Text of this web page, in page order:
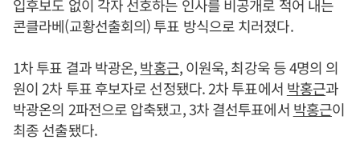
입후보도 없이 각자 선호하는 인사를 비공개로 적어 내는
콘클라베(교황선출회의) 투표 방식으로 치러졌다.
1차 투표 결과 박광온,박홍근, 이원욱, 최강욱 등 4명의 의
원이 2차 투표 후보자로 선정됐다. 2차 투표에서 박홍근과
박광온의 2파전으로 압축됐고, 3차 결선투표에서 박홍근이
최종 선출됐다.